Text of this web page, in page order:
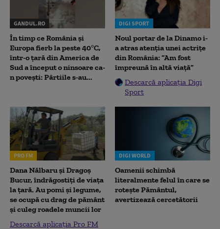
GANDUL.RO
În timp ce România și
Europa fierb la peste 40°C,
într-o țară din America de
Sud a început o ninsoare ca-
n povești: Pârtiile s-au...
DIGI SPORT
Noul portar de la Dinamo i-
a atras atenția unei actrițe
din România: ”Am fost
împreună în altă viață”
Descarcă aplicația Digi
Sport
PRO FM
Dana Nălbaru și Dragoș
Bucur, îndrăgostiți de viața
la țară. Au pomi și legume,
se ocupă cu drag de pământ
și culeg roadele muncii lor
Descarcă aplicația Pro FM
DIGI WORLD
Oamenii schimbă
literalmente felul în care se
rotește Pământul,
avertizează cercetătorii